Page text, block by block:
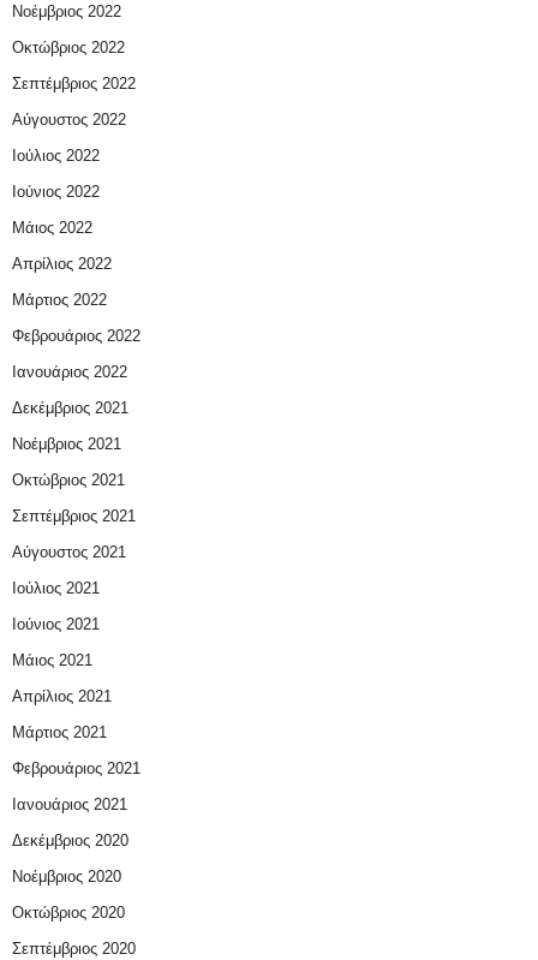
Νοέμβριος 2022
Οκτώβριος 2022
Σεπτέμβριος 2022
Αύγουστος 2022
Ιούλιος 2022
Ιούνιος 2022
Μάιος 2022
Απρίλιος 2022
Μάρτιος 2022
Φεβρουάριος 2022
Ιανουάριος 2022
Δεκέμβριος 2021
Νοέμβριος 2021
Οκτώβριος 2021
Σεπτέμβριος 2021
Αύγουστος 2021
Ιούλιος 2021
Ιούνιος 2021
Μάιος 2021
Απρίλιος 2021
Μάρτιος 2021
Φεβρουάριος 2021
Ιανουάριος 2021
Δεκέμβριος 2020
Νοέμβριος 2020
Οκτώβριος 2020
Σεπτέμβριος 2020